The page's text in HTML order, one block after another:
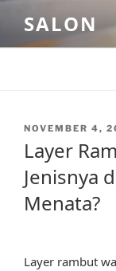
content
SALON
POSTED
NOVEMBER 4,
Layer
Jenisnya
Menata?
Layer rambut